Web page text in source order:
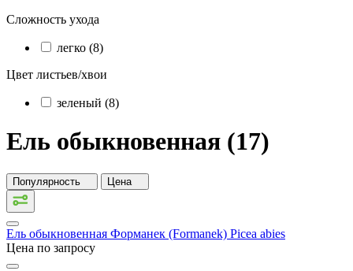
Сложность ухода
легко (8)
Цвет листьев/хвои
зеленый (8)
Ель обыкновенная (17)
Популярность Цена
Ель обыкновенная Форманек (Formanek) Picea abies
Цена по запросу